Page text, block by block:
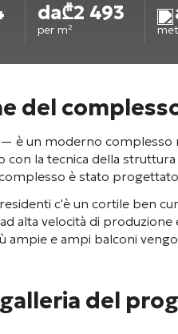
da₾2 493
per m²
del
— è un moderno complesso
con la tecnica della
è stato
c'è un cortile ben
alta velocità di produzione
ampie e ampi balconi
del